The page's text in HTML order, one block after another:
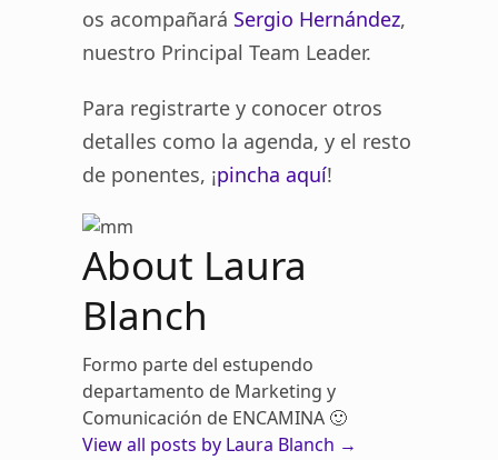
os acompañará Sergio Hernández,
nuestro Principal Team Leader.
Para registrarte y conocer otros
detalles como la agenda, y el resto
de ponentes, ¡pincha aquí!
About Laura
Blanch
Formo parte del estupendo
departamento de Marketing y
Comunicación de ENCAMINA 🙂
View all posts by Laura Blanch →